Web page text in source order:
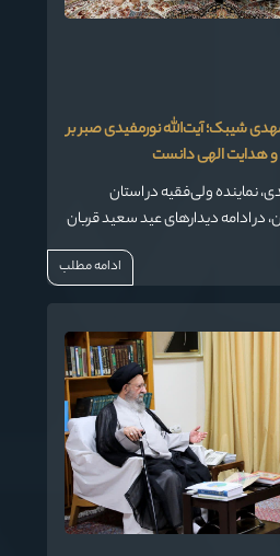
شیبک؛ آیت‌الله نورمفیدی صبر بر
و هدایت الهی دانست
نماینده ولی‌فقیه در استان
در ادامه دیدارهای عید سعید قربان
و معتمدین اهل سنت، با حضور در منزل
از شهدای گرانقدر جنگ رمضان، با
ادامه مطلب